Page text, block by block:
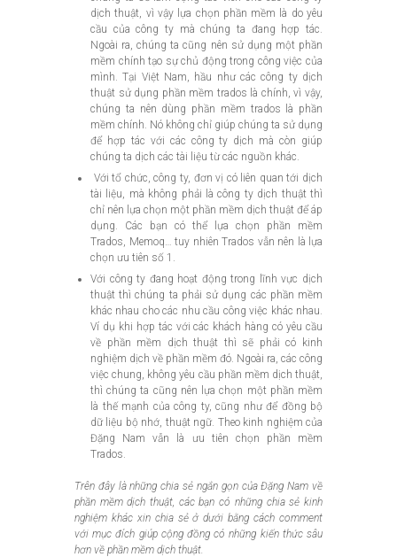
dịch thuật, vì vậy lựa chọn phần mềm là do yêu
cầu của công ty mà chúng ta đang hợp tác.
Ngoài ra, chúng ta cũng nên sử dụng một phần
mềm chính tạo sự chủ động trong công việc của
mình. Tại Việt Nam, hầu như các công ty dịch
thuật sử dụng phần mềm trados là chính, vì vậy,
chúng ta nên dùng phần mềm trados là phần
mềm chính. Nó không chỉ giúp chúng ta sử dụng
để hợp tác với các công ty dịch mà còn giúp
chúng ta dịch các tài liệu từ các nguồn khác.
Với tổ chức, công ty, đơn vị có liên quan tới dịch
tài liệu, mà không phải là công ty dịch thuật thì
chỉ nên lựa chọn một phần mềm dịch thuật để áp
dụng. Các bạn có thể lựa chọn phần mềm
Trados, Memoq… tuy nhiên Trados vẫn nên là lựa
chọn ưu tiên số 1.
Với công ty đang hoạt động trong lĩnh vực dịch
thuật thì chúng ta phải sử dụng các phần mềm
khác nhau cho các nhu cầu công việc khác nhau.
Ví dụ khi hợp tác với các khách hàng có yêu cầu
về phần mềm dịch thuật thì sẽ phải có kinh
nghiệm dịch về phần mềm đó. Ngoài ra, các công
việc chung, không yêu cầu phần mềm dịch thuật,
thì chúng ta cũng nên lựa chọn một phần mềm
là thế mạnh của công ty, cũng như để đồng bộ
dữ liệu bộ nhớ, thuật ngữ. Theo kinh nghiệm của
Đặng Nam vẫn là ưu tiên chọn phần mềm
Trados.
Trên đây là những chia sẻ ngắn gọn của Đặng Nam về
phần mềm dịch thuật, các bạn có những chia sẻ kinh
nghiệm khác xin chia sẻ ở dưới bằng cách comment
với mục đích giúp cộng đồng có những kiến thức sâu
hơn về phần mềm dịch thuật.